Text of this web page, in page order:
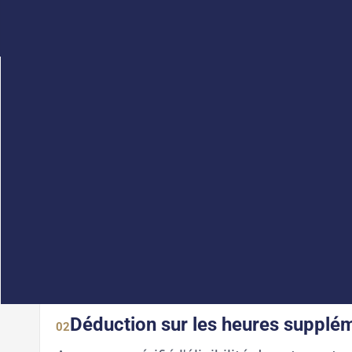
02Déduction sur les heures